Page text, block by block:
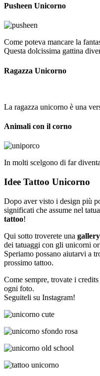
Pusheen Unicorno
Come poteva mancare la
Questa dolcissima gattina
Ragazza Unicorno
La ragazza unicorno è una
Animali con il corno
In molti scelgono di far
Idee Tattoo Unicorno
Dopo aver visto i design più
significati che assume nel
tattoo!
Qui sotto troverete una gallery
dei tatuaggi con gli unicorni
Speriamo possano aiutarvi a
prossimo tattoo.
Come sempre, trovate i
ogni foto.
Seguiteli su Instagram!